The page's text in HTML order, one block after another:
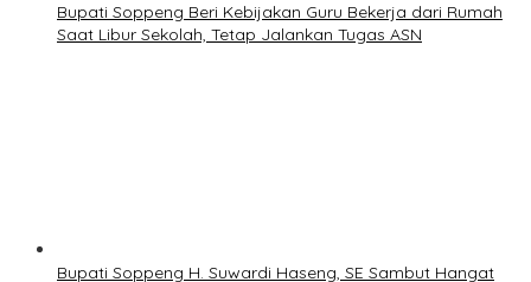
Bupati Soppeng Beri Kebijakan Guru Bekerja dari Rumah
Saat Libur Sekolah, Tetap Jalankan Tugas ASN
Bupati Soppeng H. Suwardi Haseng, SE Sambut Hangat